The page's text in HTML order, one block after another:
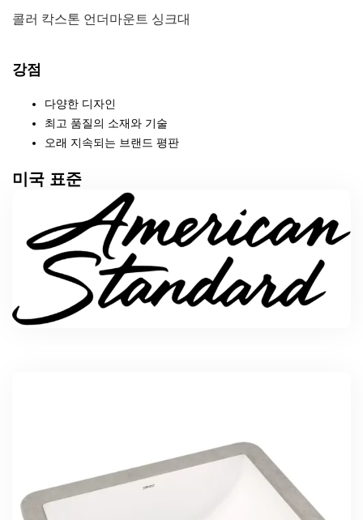
콜러 칵스톤 언더마운트 싱크대
강점
다양한 디자인
최고 품질의 소재와 기술
오래 지속되는 브랜드 평판
미국 표준